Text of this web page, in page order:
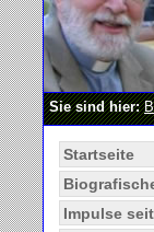
Sie sind hier:
Startseite
Impulse